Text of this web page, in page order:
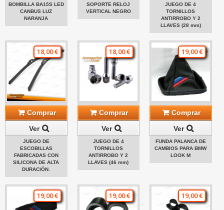
BOMBILLA BA15S LED
CANBUS LUZ
NARANJA
SOPORTE RELOJ
VERTICAL NEGRO
JUEGO DE 4
TORNILLOS
ANTIRROBO Y 2
LLAVES (28 mm)
18,00 €
Comprar
Ver
JUEGO DE
ESCOBILLAS
FABRICADAS CON
SILICONA DE ALTA
DURACIÓN.
18,00 €
Comprar
Ver
JUEGO DE 4
TORNILLOS
ANTIRROBO Y 2
LLAVES (46 mm)
19,00 €
Comprar
Ver
FUNDA PALANCA DE
CAMBIOS PARA BMW
LOOK M
19,00 € 19,00 € 19,00 €